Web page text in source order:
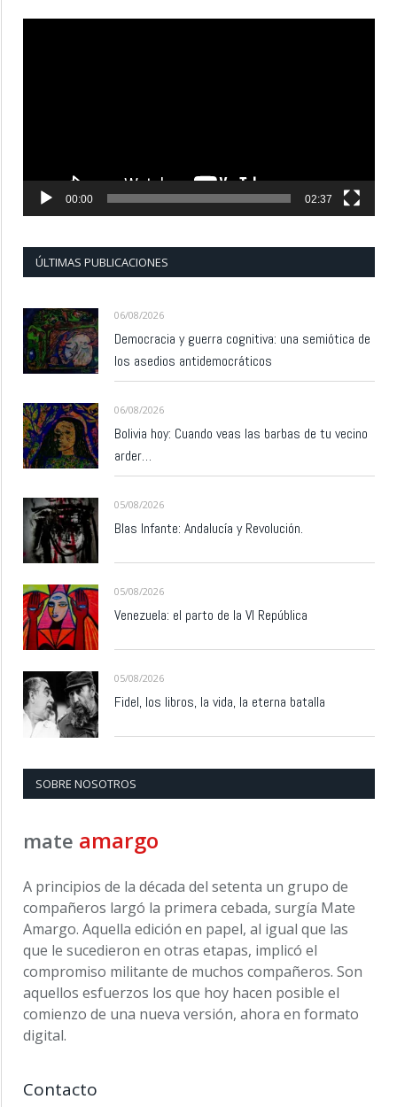
00:00 02:37
ÚLTIMAS PUBLICACIONES
06/08/2026
Democracia y guerra cognitiva: una semiótica de
los asedios antidemocráticos
06/08/2026
Bolivia hoy: Cuando veas las barbas de tu vecino
arder…
05/08/2026
Blas Infante: Andalucía y Revolución.
05/08/2026
Venezuela: el parto de la VI República
05/08/2026
Fidel, los libros, la vida, la eterna batalla
SOBRE NOSOTROS
mate amargo
A principios de la década del setenta un grupo de
compañeros largó la primera cebada, surgía Mate
Amargo. Aquella edición en papel, al igual que las
que le sucedieron en otras etapas, implicó el
compromiso militante de muchos compañeros. Son
aquellos esfuerzos los que hoy hacen posible el
comienzo de una nueva versión, ahora en formato
digital.
Contacto